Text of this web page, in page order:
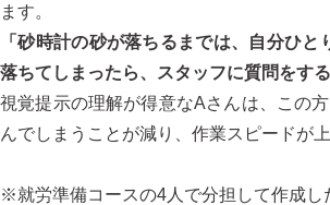
ます。
「砂時計の砂が落ちるまでは、自分ひと
落ちてしまったら、スタッフに質問をする
視覚提示の理解が得意なAさんは、この
んでしまうことが減り、作業スピードが上
※就労準備コースの4人で分担して作成し